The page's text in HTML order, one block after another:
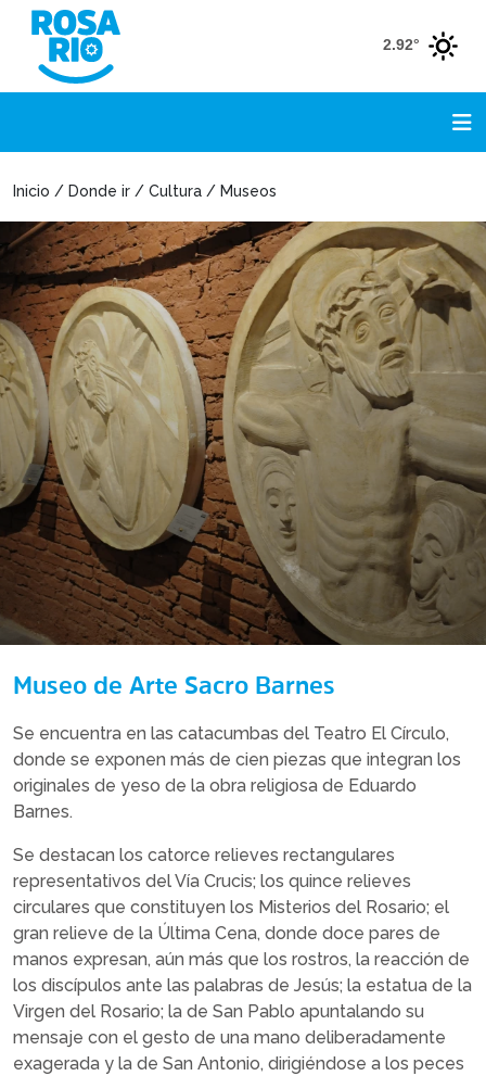
2.92°
Inicio / Donde ir / Cultura / Museos
Museo de Arte Sacro Barnes
Se encuentra en las catacumbas del Teatro El Círculo,
donde se exponen más de cien piezas que integran los
originales de yeso de la obra religiosa de Eduardo
Barnes.
Se destacan los catorce relieves rectangulares
representativos del Vía Crucis; los quince relieves
circulares que constituyen los Misterios del Rosario; el
gran relieve de la Última Cena, donde doce pares de
manos expresan, aún más que los rostros, la reacción de
los discípulos ante las palabras de Jesús; la estatua de la
Virgen del Rosario; la de San Pablo apuntalando su
mensaje con el gesto de una mano deliberadamente
exagerada y la de San Antonio, dirigiéndose a los peces